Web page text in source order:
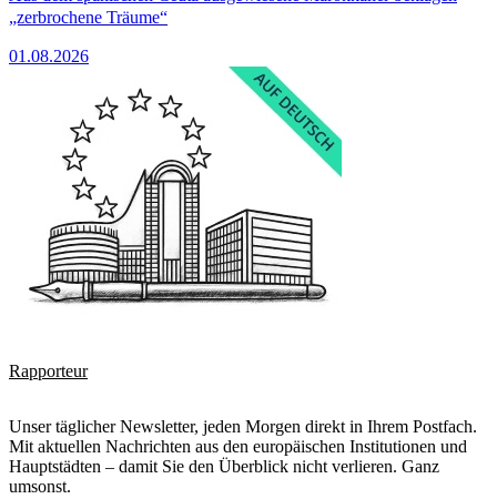
„zerbrochene Träume“
01.08.2026
Rapporteur
Unser täglicher Newsletter, jeden Morgen direkt in Ihrem Postfach.
Mit aktuellen Nachrichten aus den europäischen Institutionen und
Hauptstädten – damit Sie den Überblick nicht verlieren. Ganz
umsonst.